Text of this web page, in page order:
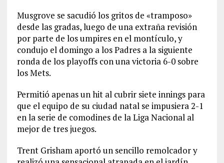
Musgrove se sacudió los gritos de «tramposo»
desde las gradas, luego de una extraña revisión
por parte de los umpires en el montículo, y
condujo el domingo a los Padres a la siguiente
ronda de los playoffs con una victoria 6-0 sobre
los Mets.
Permitió apenas un hit al cubrir siete innings para
que el equipo de su ciudad natal se impusiera 2-1
en la serie de comodines de la Liga Nacional al
mejor de tres juegos.
Trent Grisham aportó un sencillo remolcador y